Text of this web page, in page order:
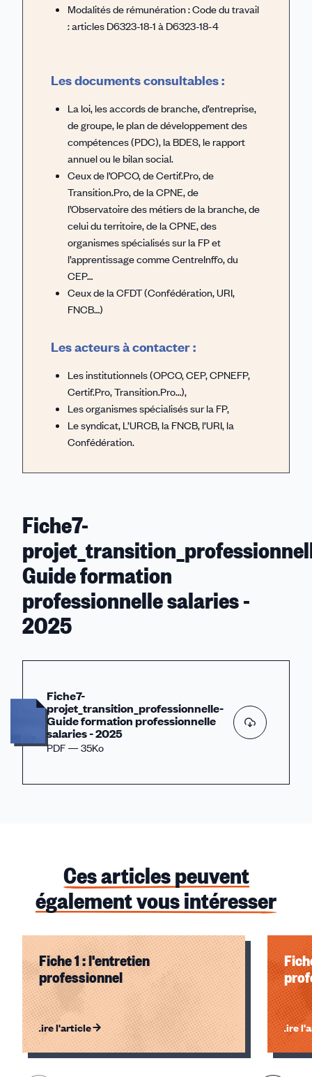
Modalités de rémunération : Code du travail
: articles D6323-18-1 à D6323-18-4
Les documents consultables :
La loi, les accords de branche, d’entreprise,
de groupe, le plan de développement des
compétences (PDC), la BDES, le rapport
annuel ou le bilan social.
Ceux de l’OPCO, de Certif.Pro, de
Transition.Pro, de la CPNE, de
l’Observatoire des métiers de la branche, de
celui du territoire, de la CPNE, des
organismes spécialisés sur la FP et
l’apprentissage comme CentreInffo, du
CEP…
Ceux de la CFDT (Confédération, URI,
FNCB…)
Les acteurs à contacter :
Les institutionnels (OPCO, CEP, CPNEFP,
Certif.Pro, Transition.Pro…),
Les organismes spécialisés sur la FP,
Le syndicat, L’URCB, la FNCB, l’URI, la
Confédération.
Fiche7-
Guide formation
professionnelle salaries -
2025
Fiche7-
projet_transition_professionnelle-
Guide formation professionnelle
salaries - 2025
PDF — 35Ko
Ces articles peuvent
également vous intéresser
Fiche 1 : l'entretien
professionnel
Lire l'article Lire